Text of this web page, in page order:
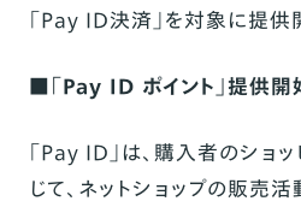
「Pay ID決済」を対象に提供
■「Pay ID ポイント」提供開
「Pay ID」は、購入者のショ
じて、ネットショップの販売活